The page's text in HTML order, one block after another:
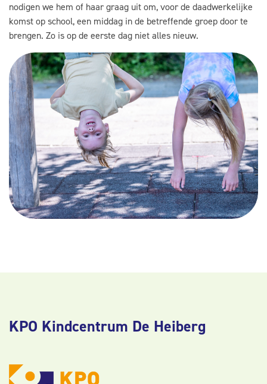
nodigen we hem of haar graag uit om, voor de daadwerkelijke
komst op school, een middag in de betreffende groep door te
brengen. Zo is op de eerste dag niet alles nieuw.
KPO Kindcentrum De Heiberg